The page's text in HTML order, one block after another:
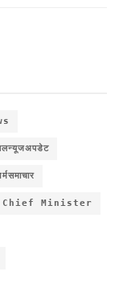
Chief Minister